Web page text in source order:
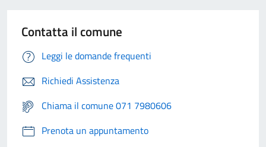
Contatta il comune
Leggi le domande frequenti
Richiedi Assistenza
Chiama il comune 071 7980606
Prenota un appuntamento